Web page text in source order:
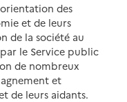
des
et de leurs
de la société au
le Service public
de nombreux
et
de leurs aidants.